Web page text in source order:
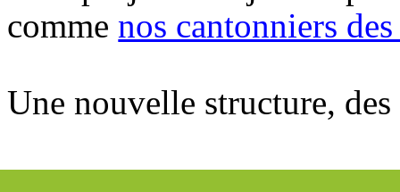
comme nos cantonniers
Une nouvelle structure,